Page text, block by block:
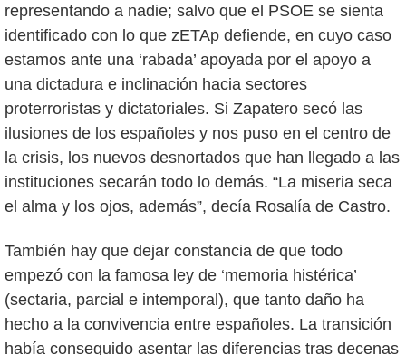
representando a nadie; salvo que el PSOE se sienta
identificado con lo que zETAp defiende, en cuyo caso
estamos ante una ‘rabada’ apoyada por el apoyo a
una dictadura e inclinación hacia sectores
proterroristas y dictatoriales. Si Zapatero secó las
ilusiones de los españoles y nos puso en el centro de
la crisis, los nuevos desnortados que han llegado a las
instituciones secarán todo lo demás. “La miseria seca
el alma y los ojos, además”, decía Rosalía de Castro.
También hay que dejar constancia de que todo
empezó con la famosa ley de ‘memoria histérica’
(sectaria, parcial e intemporal), que tanto daño ha
hecho a la convivencia entre españoles. La transición
había conseguido asentar las diferencias tras decenas